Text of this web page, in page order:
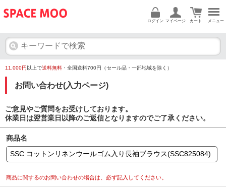
メニュー
カート
マイページ
ログイン
11,000円 以上で送料無料 ・全国送料700円（セール品・一部地域を除く）
お問い合わせ(入力ページ)
ご意見やご質問をお受けしております。
休業日は翌営業日以降のご返信となりますのでご了承ください。
商品名
商品に関するのお問い合わせの場合は、必ず記入してください。